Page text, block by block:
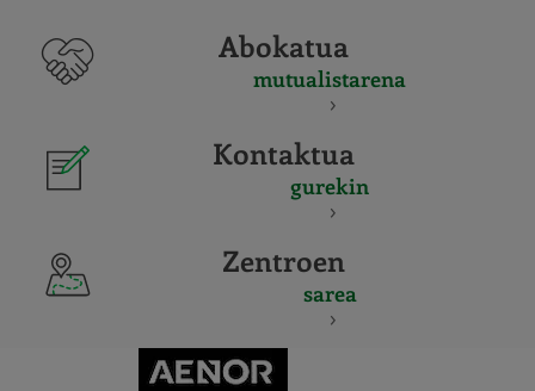
Abokatua
mutualistarena
Kontaktua
gurekin
Zentroen
sarea